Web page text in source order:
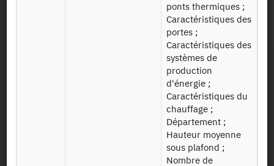
ponts thermiques ;
Caractéristiques des
portes ;
Caractéristiques des
systèmes de
production
d'énergie ;
Caractéristiques du
chauffage ;
Département ;
Hauteur moyenne
sous plafond ;
Nombre de
https://doi.org/10.34724/CASD.195.1548.V1